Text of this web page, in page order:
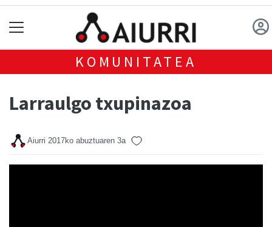
KOMUNITATEA
Larraulgo txupinazoa
Aiurri 2017ko abuztuaren 3a